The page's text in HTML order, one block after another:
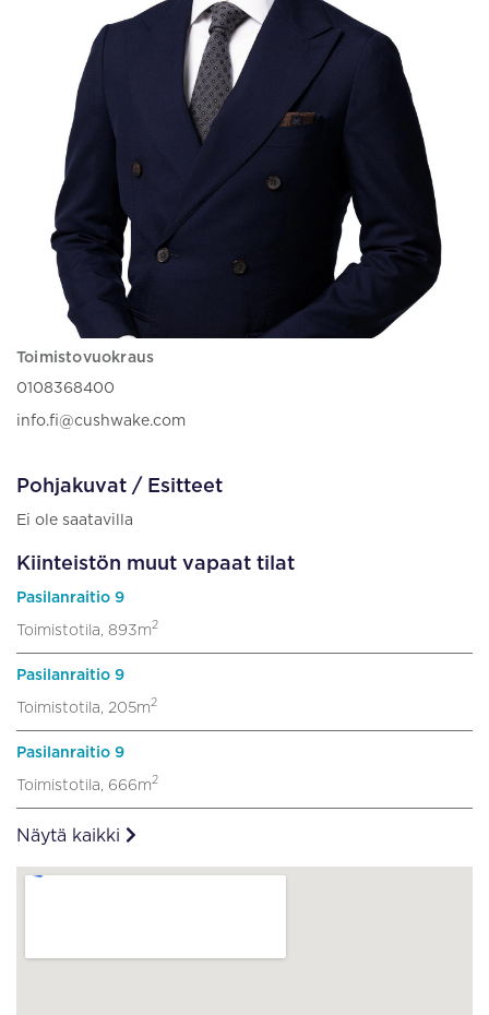
Toimistovuokraus
0108368400
info.fi@cushwake.com
Pohjakuvat / Esitteet
Ei ole saatavilla
Kiinteistön muut vapaat tilat
Pasilanraitio 9
Toimistotila, 893m2
Pasilanraitio 9
Toimistotila, 205m2
Pasilanraitio 9
Toimistotila, 666m2
Näytä kaikki